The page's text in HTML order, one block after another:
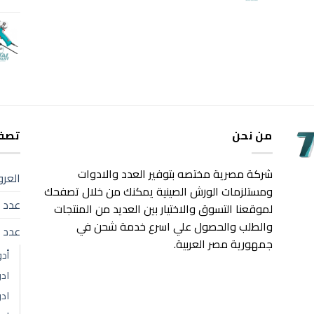
من نحن
شركة مصرية مختصه بتوفير العدد والادوات
ومستلزمات الورش الصينية يمكنك من خلال تصفحك
لموقعنا التسوق والاختيار بين العديد من المنتجات
والطلب والحصول علي اسرع خدمة شحن في
جمهورية مصر العربية.
عدد